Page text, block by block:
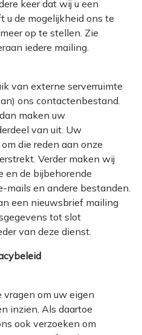
keer dat wij u een
u de mogelijkheid ons te
op te stellen. Zie
iedere mailing.
van externe serverruimte
ons contactenbestand.
maken uw
van uit. Uw
die reden aan onze
Verder maken wij
en de bijbehorende
mails en andere bestanden.
een nieuwsbrief mailing
tot slot
van deze dienst.
om uw eigen
inzien. Als daartoe
ook verzoeken om